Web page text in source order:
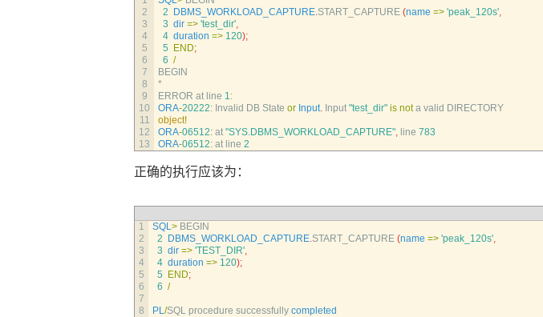
2
3
4
5
6
7
8
9
10
11
12
13
2 DBMS_WORKLOAD_CAPTURE START_CAPTURE (name => 'peak_120s'
3 dir => 'test_dir'
4 duration => 120);
5 END;
6 /
BEGIN
*
ERROR at line 1 :
ORA-20222: Invalid DB State or Input Input "test_dir" is not a valid DIRECTORY
object!
ORA-06512: at "SYS.DBMS_WORKLOAD_CAPTURE" line 783
ORA-06512: at line 2
正确的执行应该为：
1
2
3
4
5
6
7
8
SQL > BEGIN
2 DBMS_WORKLOAD_CAPTURE START_CAPTURE (name => 'peak_120s'
3 dir => 'TEST_DIR'
4 duration => 120);
5 END;
6 /
PL /SQL procedure successfully completed